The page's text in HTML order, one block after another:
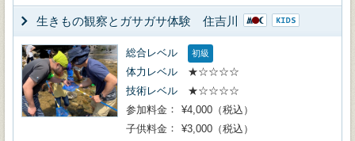
生きもの観察とガサガサ体験 住吉川
総合レベル 初級
体力レベル
★☆☆☆☆
技術レベル
★☆☆☆☆
参加料金
¥4,000（税込）
子供料金
¥3,000（税込）